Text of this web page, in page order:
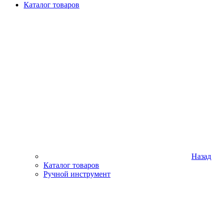
Каталог товаров
Назад
Каталог товаров
Ручной инструмент